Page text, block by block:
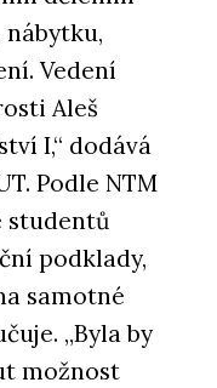
Vedení
Aleš
I,“ dodává
Podle NTM
studentů
podklady,
samotné
„Byla by
možnost